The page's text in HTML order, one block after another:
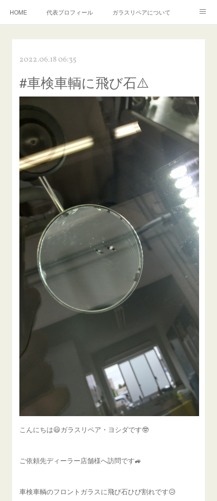
HOME 代表プロフィール ガラスリペアについて
飛び石施工料金について
当店へのアクセス 建築ガラスキズ取り・研磨・磨き
【プロ使用】フッ素系ガラストリートメント『アクアペル』
当店の良心的価格の理由について
欧州車モールの白サビやシミを落とす！
instagram記事 ガラスリペア施工価格
飛び石ひび割れでヒビ先が伸びた場合は？
2022.06.18 06:35
#車検車輌に飛び石⚠️
こんにちは😃ガラスリペア・ヨシダです🤓
ご依頼先ディーラー店舗様へ訪問です🚙
車検車輌のフロントガラスに飛び石ひび割れです😥